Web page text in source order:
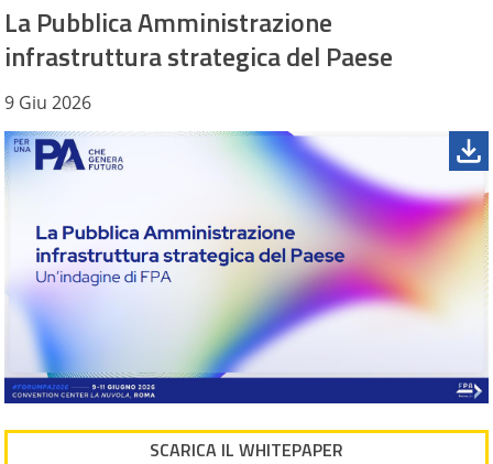
La Pubblica Amministrazione
infrastruttura strategica del Paese
9 Giu 2026
SCARICA IL WHITEPAPER